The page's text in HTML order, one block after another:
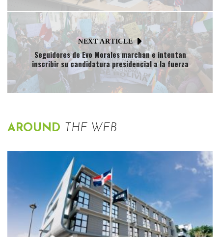
NEXT ARTICLE
Seguidores de Evo Morales marchan e intentan
inscribir su candidatura presidencial a la fuerza
AROUND THE WEB